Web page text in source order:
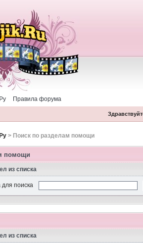
Правила форума
> Поиск по разделам помощи
помощи
из списка
для поиска
из списка